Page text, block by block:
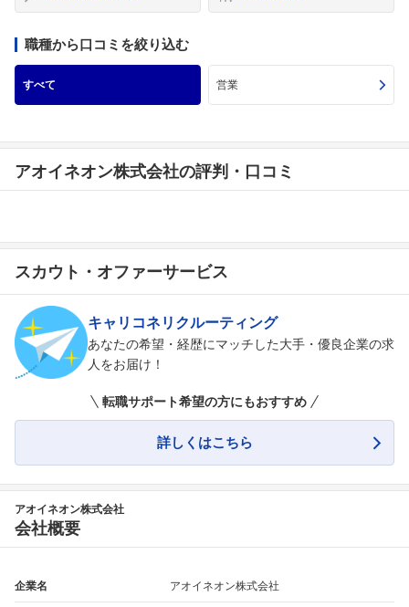
職種から口コミを絞り込む
すべて 営業
アオイネオン株式会社の評判・口コミ
スカウト・オファーサービス
キャリコネリクルーティング
あなたの希望・経歴にマッチした大手・優良企業の求
人をお届け！
転職サポート希望の方にもおすすめ
詳しくはこちら
アオイネオン株式会社
会社概要
企業名 アオイネオン株式会社